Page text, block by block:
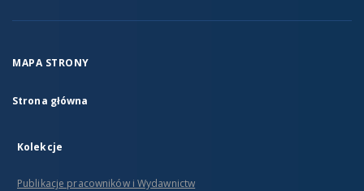
MAPA STRONY
Strona główna
Kolekcje
Publikacje pracowników i Wydawnictw